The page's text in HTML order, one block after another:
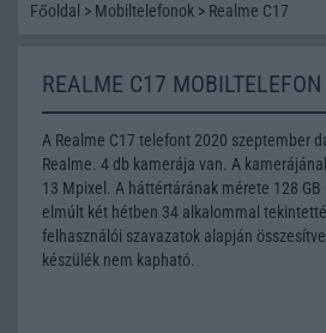
Főoldal > Mobiltelefonok > Realme C17
REALME C17 MOBILTELEFON
A Realme C17 telefont 2020 szeptember
Realme. 4 db kamerája van. A
13 Mpixel. A háttértárának mérete 128
elmúlt két hétben 34 alkalommal
felhasználói szavazatok alapján
készülék nem kapható.